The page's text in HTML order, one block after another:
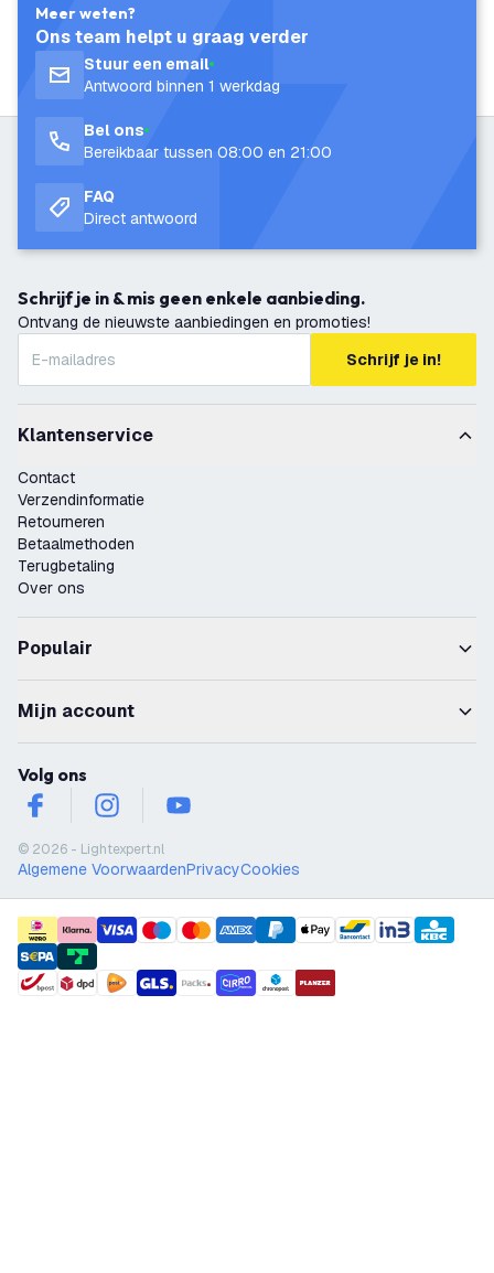
Meer weten?
Ons team helpt u graag verder
Stuur een email
Antwoord binnen 1 werkdag
Bel ons
Bereikbaar tussen 08:00 en 21:00
FAQ
Direct antwoord
Schrijf je in & mis geen enkele aanbieding.
Ontvang de nieuwste aanbiedingen en promoties!
Schrijf je in!
Klantenservice
Contact
Verzendinformatie
Retourneren
Betaalmethoden
Terugbetaling
Over ons
Populair
Mijn account
Volg ons
facebookinstagramyoutube
© 2026 - Lightexpert.nl
Algemene VoorwaardenPrivacyCookies
payment methods
shipment methods